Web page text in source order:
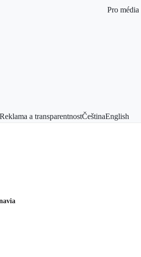
Pro média
Reklama a transparentnostČeštinaEnglish